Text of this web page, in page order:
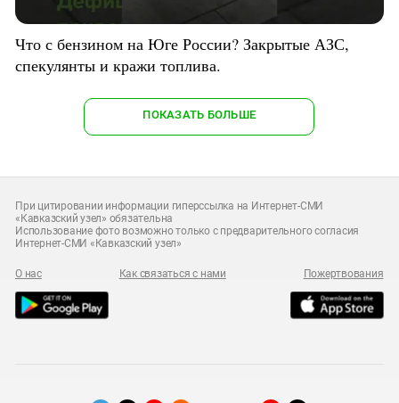
Что с бензином на Юге России? Закрытые АЗС,
спекулянты и кражи топлива.
ПОКАЗАТЬ БОЛЬШЕ
При цитировании информации гиперссылка на Интернет-СМИ
«Кавказский узел» обязательна
Использование фото возможно только с предварительного согласия
Интернет-СМИ «Кавказский узел»
О нас Как связаться с нами Пожертвования